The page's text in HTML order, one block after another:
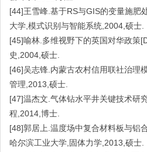
[44]王雪峰.基于RS与GIS的变量施肥
大学,模式识别与智能系统,2004,硕士.
[45]喻林.多维视野下的英国对华政策
史,2004,硕士.
[46]吴志锋.内蒙古农村信用联社治理
管理,2013,硕士.
[47]温杰文.气体钻水平井关键技术研
程,2014,博士.
[48]郭居上.温度场中复合材料板与铝
哈尔滨工业大学,固体力学,2013,硕士.